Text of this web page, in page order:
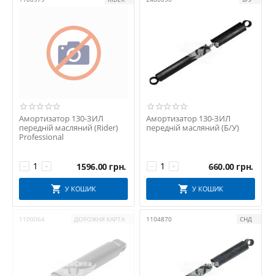
ПРОГРЕС
Промтехника
РТИ
СНД
СССР
УКРАЇНА
ЧМЗ
Амортизатор 130-ЗИЛ
передній масляний (Rider)
Professional
+
− 1596.00 грн.
У КОШИК
Амортизатор 130-ЗИЛ
передній масляний (Б/У)
+
− 660.00 грн.
У КОШИК
1100064 ДОРОЖНЯ КАРТА 1104870 СНД